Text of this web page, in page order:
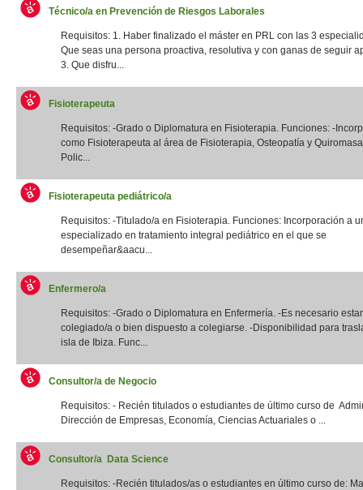
Técnico/a en Prevención de Riesgos Laborales
Requisitos: 1. Haber finalizado el máster en PRL con las 3
Que seas una persona proactiva, resolutiva y con ganas de seguir
3. Que disfru...
Fisioterapeuta
Requisitos: -Grado o Diplomatura en Fisioterapia. Funciones: -
como Fisioterapeuta al área de Fisioterapia, Osteopatía y
Polic...
Fisioterapeuta pediátrico/a
Requisitos: -Titulado/a en Fisioterapia. Funciones: Incorporación a
especializado en tratamiento integral pediátrico en el que se
desempeñar&aacu...
Enfermero/a
Requisitos: -Grado o Diplomatura en Enfermería. -Es necesario estar
colegiado/a o bien dispuesto a colegiarse. -Disponibilidad para
isla de Ibiza. Func...
Consultor/a de Negocio
Requisitos: - Recién titulados o estudiantes de último curso de
Dirección de Empresas, Economía, Ciencias Actuariales o ...
Consultor/a Data Science
Requisitos: -Recién titulados/as o estudiantes en último curso de: